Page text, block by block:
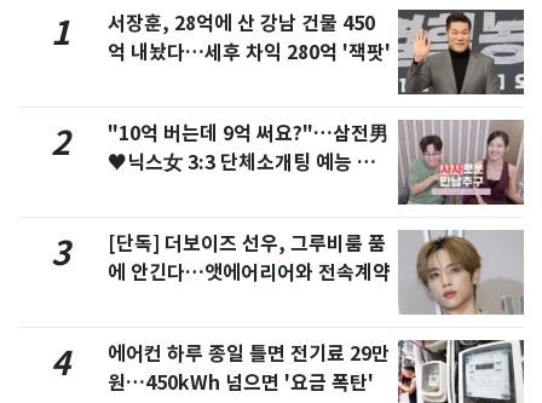
1
서장훈, 28억에 산 강남 건물 450
억 내놨다…세후 차익 280억 '잭팟'
2
"10억 버는데 9억 써요?"…삼전男
♥닉스女 3:3 단체소개팅 예능 화
3
[단독] 더보이즈 선우, 그루비룸 품
에 안긴다…앳에어리어와 전속계약
4
에어컨 하루 종일 틀면 전기료 29만
원…450kWh 넘으면 '요금 폭탄'